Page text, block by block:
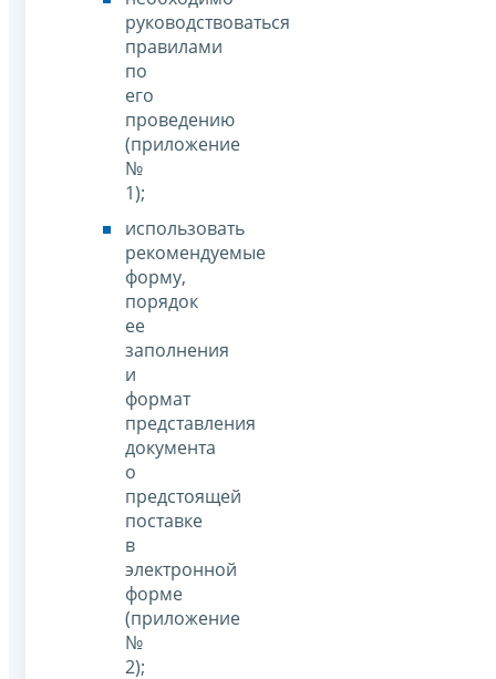
руководствоваться
правилами
по
его
проведению
(приложение
№
1);
использовать
рекомендуемые
форму,
порядок
ее
заполнения
и
формат
представления
документа
о
предстоящей
поставке
в
электронной
форме
(приложение
№
2);